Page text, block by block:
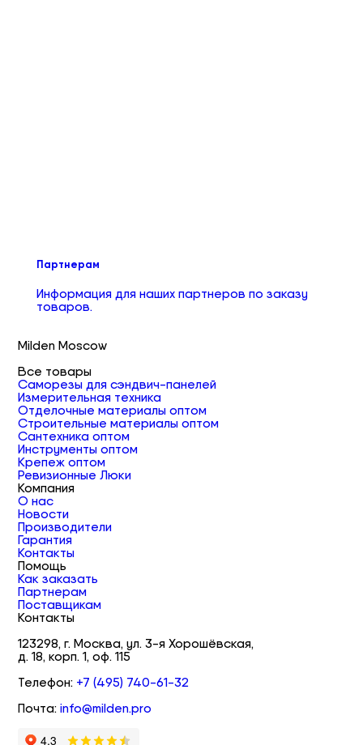
Партнерам
Информация для наших партнеров по заказу
товаров.
Milden Moscow
Все товары
Саморезы для сэндвич-панелей
Измерительная техника
Отделочные материалы оптом
Строительные материалы оптом
Сантехника оптом
Инструменты оптом
Крепеж оптом
Ревизионные Люки
Компания
О нас
Новости
Производители
Гарантия
Контакты
Помощь
Как заказать
Партнерам
Поставщикам
Контакты
123298, г. Москва, ул. 3-я Хорошёвская,
д. 18, корп. 1, оф. 115
Телефон: +7 (495) 740-61-32
Почта:info@milden.pro